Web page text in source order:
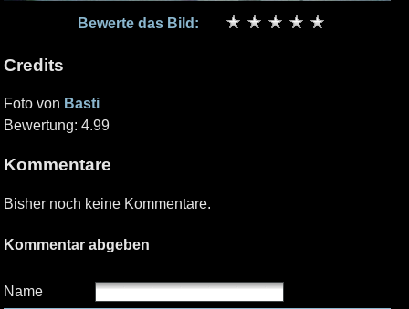
Bewerte das Bild:
Credits
Foto von Basti
Bewertung: 4.99
Kommentare
Bisher noch keine Kommentare.
Kommentar abgeben
Name